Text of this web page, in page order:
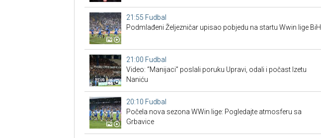
21:55 Fudbal
Podmlađeni Željezničar upisao pobjedu na startu Wwin lige BiH
21:00 Fudbal
Video: “Manijaci” poslali poruku Upravi, odali i počast Izetu
Naniću
20:10 Fudbal
Počela nova sezona WWin lige: Pogledajte atmosferu sa
Grbavice